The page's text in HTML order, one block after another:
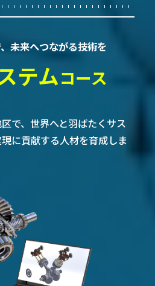
未来へつながる技術を
テムコース
で、世界へと羽ばたく サス
に貢献する人材を育成しま